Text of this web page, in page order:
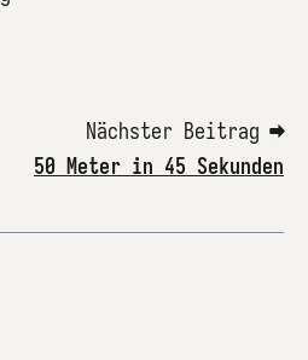
Nächster Beitrag ➡
50 Meter in 45 Sekunden